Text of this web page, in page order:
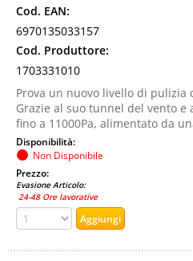
Cod. EAN:
6970135033157
Cod. Produttore:
1703331010
Prova un nuovo livello di pulizia
Grazie al suo tunnel del vento
fino a 11000Pa, alimentato da
Disponibilità:
Non Disponibile
Prezzo:
Evasione Articolo:
24-48 Ore lavorative